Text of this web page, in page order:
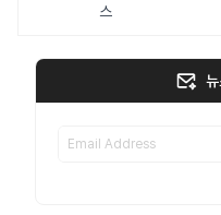
스